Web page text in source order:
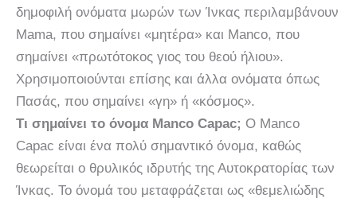
δημοφιλή ονόματα μωρών των Ίνκας περιλαμβάνουν
Mama, που σημαίνει «μητέρα» και Manco, που
σημαίνει «πρωτότοκος γιος του θεού ήλιου».
Χρησιμοποιούνται επίσης και άλλα ονόματα όπως
Πασάς, που σημαίνει «γη» ή «κόσμος».
Τι σημαίνει το όνομα Manco Capac; Ο Manco
Capac είναι ένα πολύ σημαντικό όνομα, καθώς
θεωρείται ο θρυλικός ιδρυτής της Αυτοκρατορίας των
Ίνκας. Το όνομά του μεταφράζεται ως «θεμελιώδης